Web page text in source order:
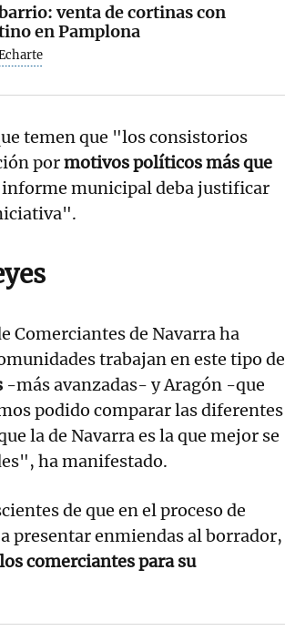
venta de cortinas con
en Pamplona
temen que "los consistorios
pormotivos políticos más que
informe municipal deba justificar
Comerciantes de Navarra ha
trabajan en este tipo de
-más avanzadas- y Aragón -que
podido comparar las diferentes
la de Navarra es la que mejor se
ha manifestado.
de que en el proceso de
presentar enmiendas al borrador,
los comerciantes para su